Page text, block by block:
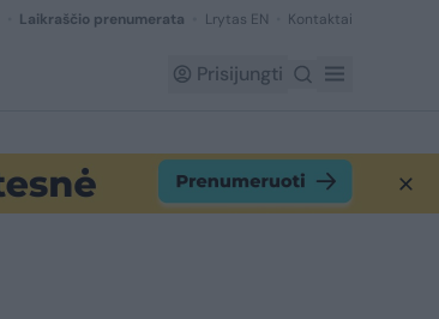
Laikraščio prenumerata Lrytas EN Kontaktai
Prisijungti